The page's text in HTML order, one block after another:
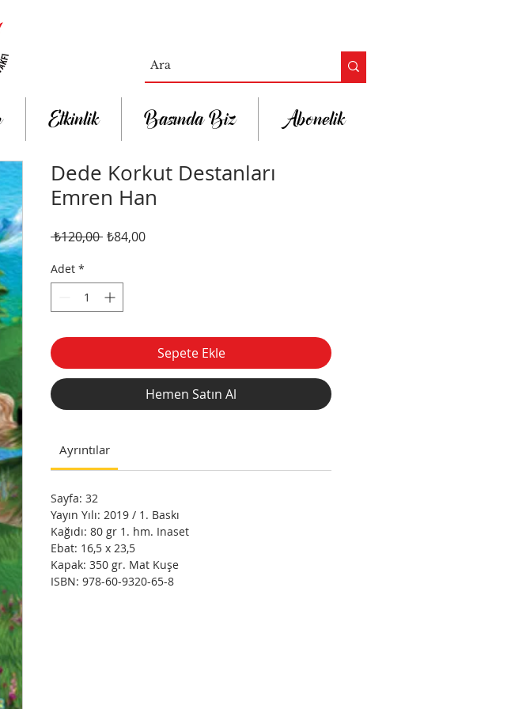
Etkinlik Basında Biz Abonelik
Dede Korkut Destanları
Emren Han
₺120,00 Normal
₺84,00İndirimli
Adet *
Sepete Ekle
Hemen Satın Al
Ayrıntılar
Sayfa: 32
Yayın Yılı: 2019 / 1. Baskı
Kağıdı: 80 gr 1. hm. Inaset
Ebat: 16,5 x 23,5
Kapak: 350 gr. Mat Kuşe
ISBN: 978-60-9320-65-8